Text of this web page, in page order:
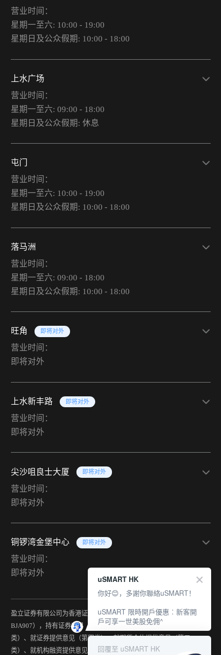
营业时间：
星期一至六: 10:00 - 19:00
星期日及公众假期: 10:00 - 18:00
上水广场
营业时间：
星期一至六: 09:00 - 18:00
星期日及公众假期: 休息
屯门
营业时间：
星期一至六: 10:00 - 19:00
星期日及公众假期: 10:00 - 18:00
落马洲
营业时间：
星期一至六: 09:00 - 18:00
星期日及公众假期: 10:00 - 18:00
旺角 即将对外
营业时间：
即将对外
上水新丰路 即将对外
营业时间：
即将对外
尖沙咀良士大厦 即将对外
营业时间：
即将对外
铜锣湾金堡中心 即将对外
营业时间：
即将对外
盈立证券有限公司为香港证监会持牌法团（中央编号：
BJA907），持有证券交易（第一类）、期货合约交易（第二
类）、就证券提供意见（第四类）、就期货合约提供意见（第五
类）、就机构融资提供意见（第六类）及提供资产管理（第九类）
uSMART HK
你好😊，多謝你聯絡uSMART！
uSMART 限時開戶優惠︰新客開
戶可享一世美股免佣^
回覆至 uSMART HK